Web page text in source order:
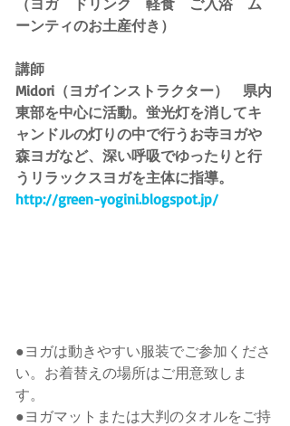
（ヨガ　ドリンク　軽食　ご入浴　ム
ーンティのお土産付き）
講師
Midori（ヨガインストラクター）　県内
東部を中心に活動。蛍光灯を消してキ
ャンドルの灯りの中で行うお寺ヨガや
森ヨガなど、深い呼吸でゆったりと行
うリラックスヨガを主体に指導。
http://green-yogini.blogspot.jp/
●ヨガは動きやすい服装でご参加くださ
い。お着替えの場所はご用意致しま
す。
●ヨガマットまたは大判のタオルをご持